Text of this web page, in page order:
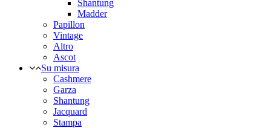
Shantung
Madder
Papillon
Vintage
Altro
Ascot
Su misura
Cashmere
Garza
Shantung
Jacquard
Stampa